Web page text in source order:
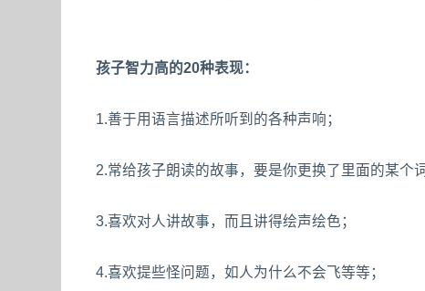
孩子智力高的20种表现：
1.善于用语言描述所听到的各种声响；
2.常给孩子朗读的故事，要是你更换了里面的某个
3.喜欢对人讲故事，而且讲得绘声绘色；
4.喜欢提些怪问题，如人为什么不会飞等等；